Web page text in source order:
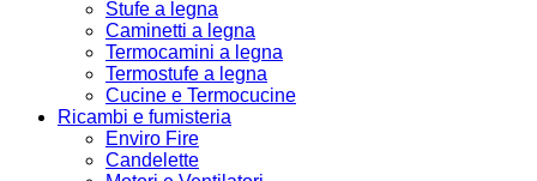
Stufe a legna
Caminetti a legna
Termocamini a legna
Termostufe a legna
Cucine e Termocucine
Ricambi e fumisteria
Enviro Fire
Candelette